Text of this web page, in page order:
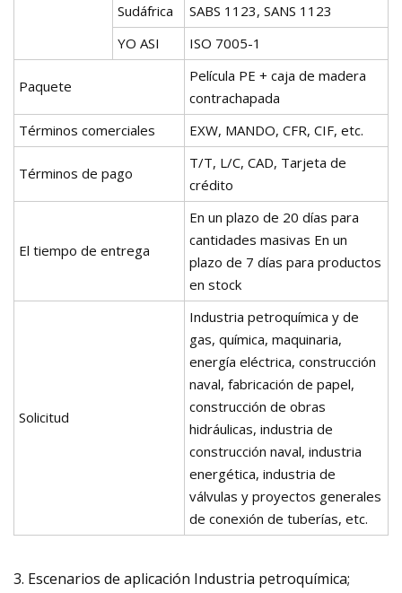
Sudáfrica
SABS 1123, SANS 1123
YO ASI
ISO 7005-1
Paquete
Película PE + caja de madera
contrachapada
Términos comerciales
EXW, MANDO, CFR, CIF, etc.
Términos de pago
T/T, L/C, CAD, Tarjeta de
crédito
El tiempo de entrega
En un plazo de 20 días para
cantidades masivas En un
plazo de 7 días para productos
en stock
Solicitud
Industria petroquímica y de
gas, química, maquinaria,
energía eléctrica, construcción
naval, fabricación de papel,
construcción de obras
hidráulicas, industria de
construcción naval, industria
energética, industria de
válvulas y proyectos generales
de conexión de tuberías, etc.
3. Escenarios de aplicación Industria petroquímica;